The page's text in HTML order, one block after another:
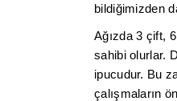
bildiğimizden
Ağızda 3 çift,
sahibi olurlar.
ipucudur. Bu
çalışmaların